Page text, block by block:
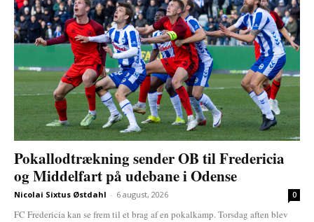
Pokallodtrækning sender OB til Fredericia
og Middelfart på udebane i Odense
Nicolai Sixtus Østdahl - 6 august, 2026 0
FC Fredericia kan se frem til et brag af en pokalkamp. Torsdag aften blev